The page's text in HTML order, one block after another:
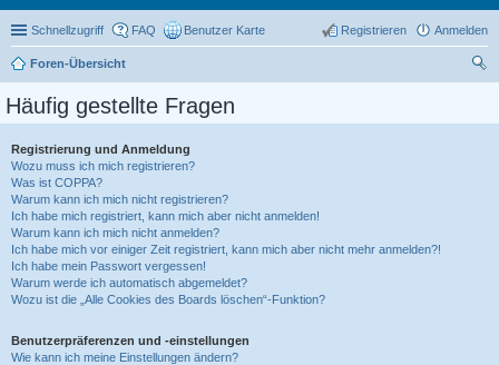
Schnellzugriff FAQ Benutzer Karte Anmelden
Registrieren
Foren-Übersicht
Häufig gestellte Fragen
Registrierung und Anmeldung
Wozu muss ich mich registrieren?
Was ist COPPA?
Warum kann ich mich nicht registrieren?
Ich habe mich registriert, kann mich aber nicht anmelden!
Warum kann ich mich nicht anmelden?
Ich habe mich vor einiger Zeit registriert, kann mich aber nicht mehr anmelden?!
Ich habe mein Passwort vergessen!
Warum werde ich automatisch abgemeldet?
Wozu ist die „Alle Cookies des Boards löschen“-Funktion?
Benutzerpräferenzen und -einstellungen
Wie kann ich meine Einstellungen ändern?